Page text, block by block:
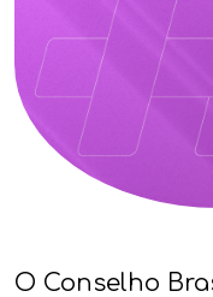
O Conselho